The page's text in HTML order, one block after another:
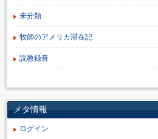
未分類
牧師のアメリカ滞在記
説教録音
メタ情報
ログイン